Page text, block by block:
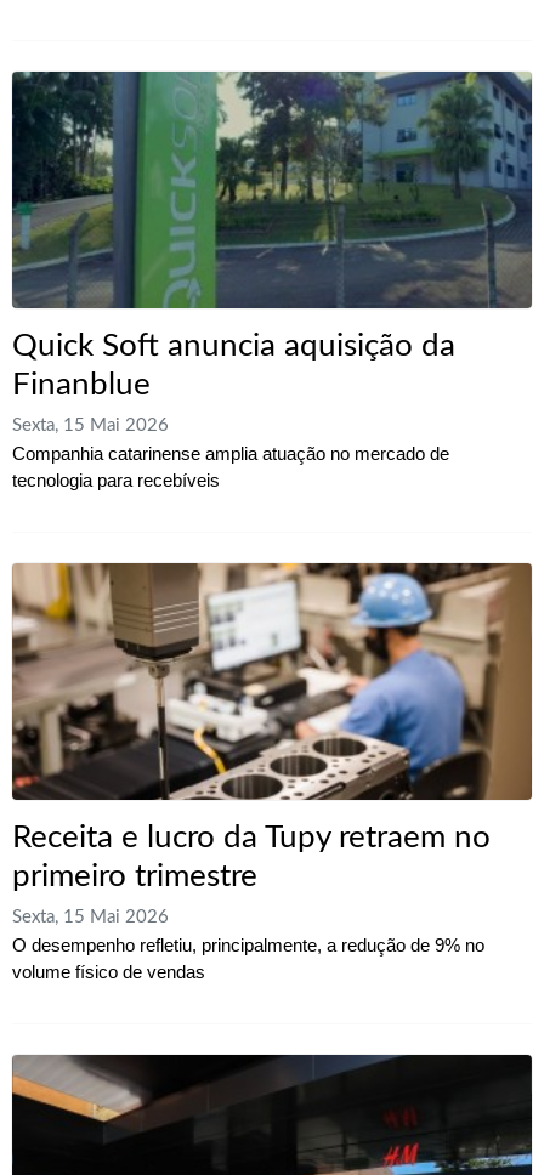
Quick Soft anuncia aquisição da
Finanblue
Sexta, 15 Mai 2026
Companhia catarinense amplia atuação no mercado de
tecnologia para recebíveis
Receita e lucro da Tupy retraem no
primeiro trimestre
Sexta, 15 Mai 2026
O desempenho refletiu, principalmente, a redução de 9% no
volume físico de vendas